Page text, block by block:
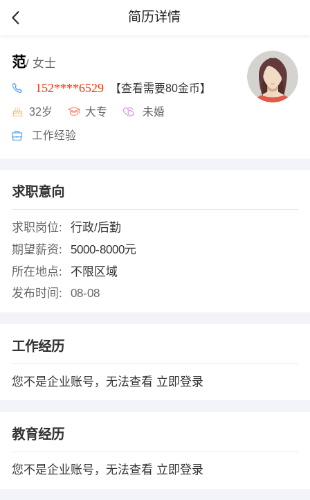
简历详情
范/ 女士
152****6529 【查看需要80金币】
32岁 大专 未婚
工作经验
求职意向
求职岗位:
行政/后勤
期望薪资:
5000-8000元
所在地点:
不限区域
发布时间:
08-08
工作经历
您不是企业账号，无法查看 立即登录
教育经历
您不是企业账号，无法查看 立即登录